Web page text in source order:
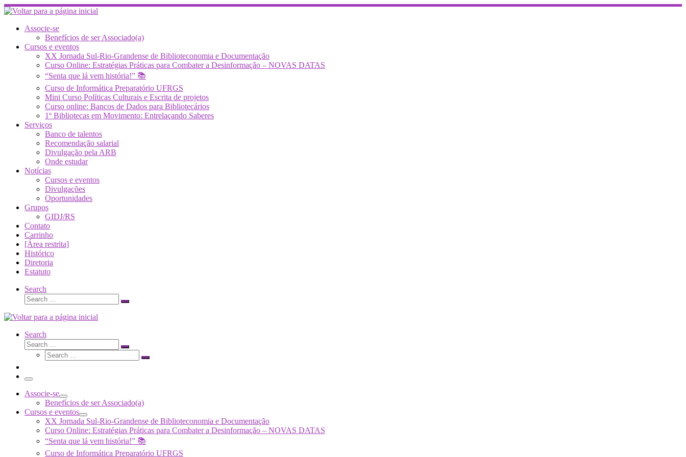
Skip
to
contentAssocie-se
Benefícios de ser Associado(a)
Cursos e eventos
XX Jornada Sul-Rio-Grandense de Biblioteconomia e Documentação
Curso Online: Estratégias Práticas para Combater a Desinformação – NOVAS DATAS
“Senta que lá vem história!” 📚
Curso de Informática Preparatório UFRGS
Mini Curso Políticas Culturais e Escrita de projetos
Curso online: Bancos de Dados para Bibliotecários
1º Bibliotecas em Movimento: Entrelaçando Saberes
Serviços
Banco de talentos
Recomendação salarial
Divulgação pela ARB
Onde estudar
Notícias
Cursos e eventos
Divulgações
Oportunidades
Grupos
GIDJ/RS
Contato
Carrinho
[Área restrita]
Histórico
Diretoria
Estatuto
Search
Search
Search
Search
Search
Search
Search
Search
Menu
Associe-se
Benefícios de ser Associado(a)
Cursos e eventos
XX Jornada Sul-Rio-Grandense de Biblioteconomia e Documentação
Curso Online: Estratégias Práticas para Combater a Desinformação – NOVAS DATAS
“Senta que lá vem história!” 📚
Curso de Informática Preparatório UFRGS